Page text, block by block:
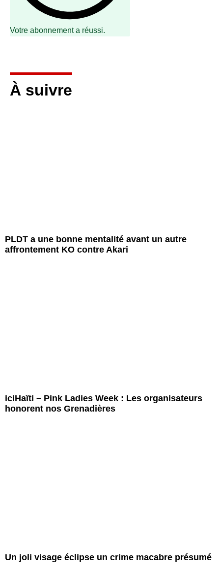
Votre abonnement a réussi.
À suivre
PLDT a une bonne mentalité avant un autre
affrontement KO contre Akari
iciHaïti – Pink Ladies Week : Les organisateurs
honorent nos Grenadières
Un joli visage éclipse un crime macabre présumé